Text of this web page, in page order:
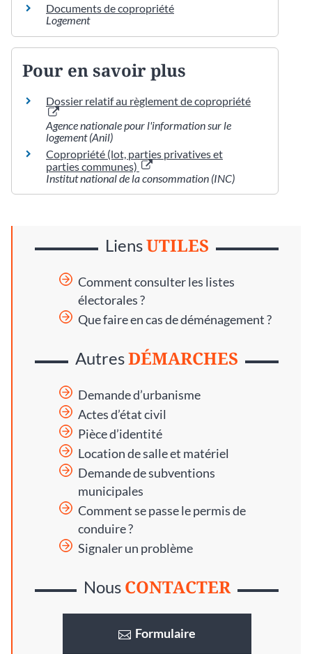
Documents de copropriété
Logement
Pour en savoir plus
Dossier relatif au règlement de copropriété
Agence nationale pour l'information sur le
logement (Anil)
Copropriété (lot, parties privatives et
parties communes)
Institut national de la consommation (INC)
LiensUTILES
Comment consulter les listes
électorales ?
Que faire en cas de déménagement ?
AutresDÉMARCHES
Demande d’urbanisme
Actes d’état civil
Pièce d’identité
Location de salle et matériel
Demande de subventions
municipales
Comment se passe le permis de
conduire ?
Signaler un problème
Nous CONTACTER
Formulaire